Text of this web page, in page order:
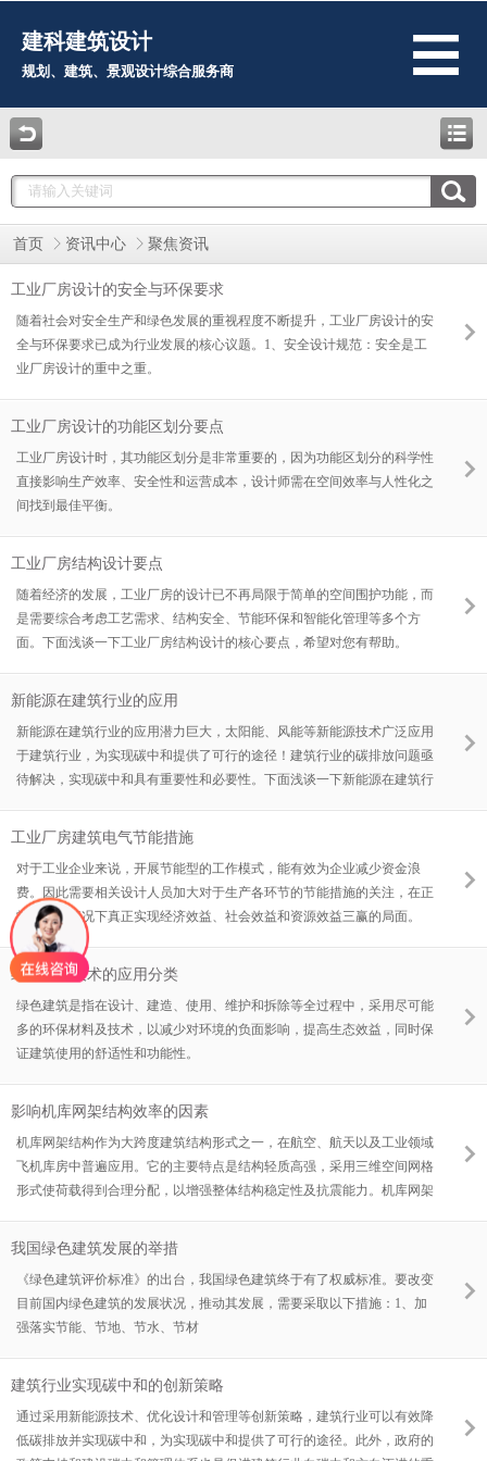
建科建筑设计
规划、建筑、景观设计综合服务商
首页 资讯中心 聚焦资讯
工业厂房设计的安全与环保要求
随着社会对安全生产和绿色发展的重视程度不断提升，工业厂房设计的安
全与环保要求已成为行业发展的核心议题。1、安全设计规范：安全是工
业厂房设计的重中之重。
工业厂房设计的功能区划分要点
工业厂房设计时，其功能区划分是非常重要的，因为功能区划分的科学性
直接影响生产效率、安全性和运营成本，设计师需在空间效率与人性化之
间找到最佳平衡。
工业厂房结构设计要点
随着经济的发展，工业厂房的设计已不再局限于简单的空间围护功能，而
是需要综合考虑工艺需求、结构安全、节能环保和智能化管理等多个方
面。下面浅谈一下工业厂房结构设计的核心要点，希望对您有帮助。
新能源在建筑行业的应用
新能源在建筑行业的应用潜力巨大，太阳能、风能等新能源技术广泛应用
于建筑行业，为实现碳中和提供了可行的途径！建筑行业的碳排放问题亟
待解决，实现碳中和具有重要性和必要性。下面浅谈一下新能源在建筑行
工业厂房建筑电气节能措施
对于工业企业来说，开展节能型的工作模式，能有效为企业减少资金浪
费。因此需要相关设计人员加大对于生产各环节的节能措施的关注，在正
常生产的情况下真正实现经济效益、社会效益和资源效益三赢的局面。
绿色建筑技术的应用分类
绿色建筑是指在设计、建造、使用、维护和拆除等全过程中，采用尽可能
多的环保材料及技术，以减少对环境的负面影响，提高生态效益，同时保
证建筑使用的舒适性和功能性。
影响机库网架结构效率的因素
机库网架结构作为大跨度建筑结构形式之一，在航空、航天以及工业领域
飞机库房中普遍应用。它的主要特点是结构轻质高强，采用三维空间网格
形式使荷载得到合理分配，以增强整体结构稳定性及抗震能力。机库网架
够有效地抵御风荷载和雪荷载等自然因素的作用
我国绿色建筑发展的举措
《绿色建筑评价标准》的出台，我国绿色建筑终于有了权威标准。要改变
目前国内绿色建筑的发展状况，推动其发展，需要采取以下措施：1、加
强落实节能、节地、节水、节材
建筑行业实现碳中和的创新策略
通过采用新能源技术、优化设计和管理等创新策略，建筑行业可以有效降
低碳排放并实现碳中和，为实现碳中和提供了可行的途径。此外，政府的